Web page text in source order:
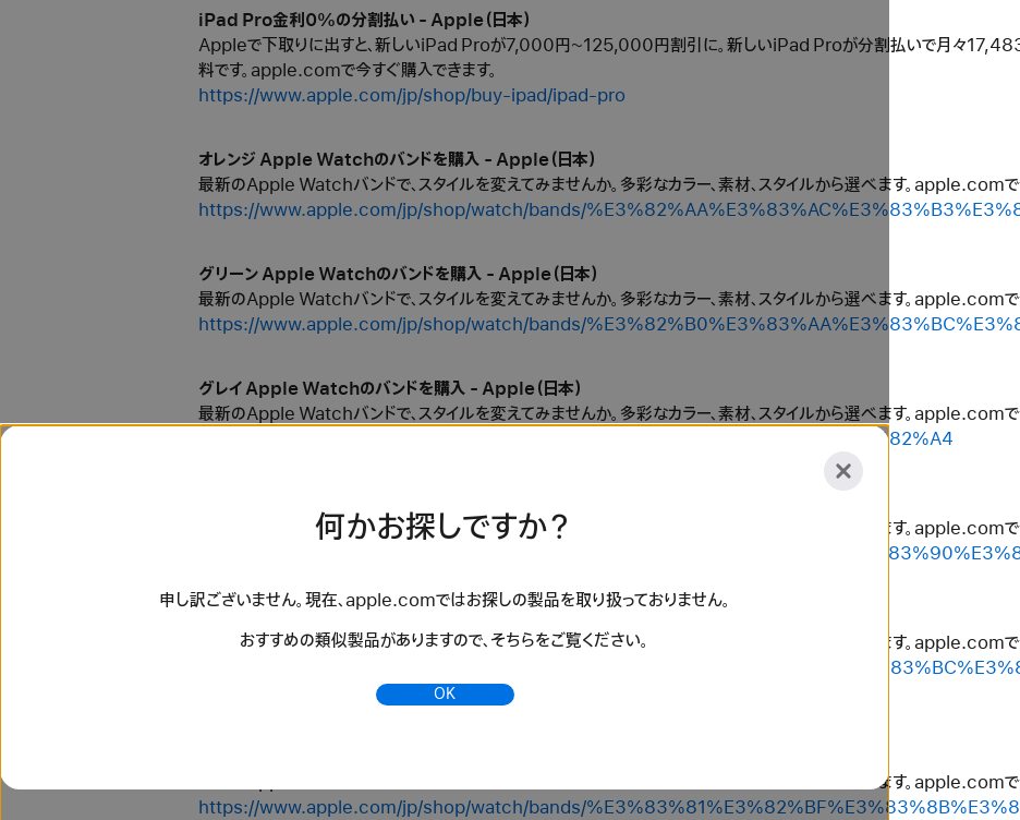
iPad Pro金利0%の分割払い - Apple（日本）
Appleで下取りに出すと、新しいiPad Proが7,000円~125,000円割引に。新しいiPad Proが分割払いで月々17,483
料です。apple.comで今すぐ購入できます。
https://www.apple.com/jp/shop/buy-ipad/ipad-pro
オレンジ Apple Watchのバンドを購入 - Apple（日本）
最新のApple Watchバンドで、スタイルを変えてみませんか。多彩なカラー、素材、スタイルから選べます。apple.comで
https://www.apple.com/jp/shop/watch/bands/
グリーン Apple Watchのバンドを購入 - Apple（日本）
最新のApple Watchバンドで、スタイルを変えてみませんか。多彩なカラー、素材、スタイルから選べます。apple.comで
https://www.apple.com/jp/shop/watch/bands/
グレイ Apple Watchのバンドを購入 - Apple（日本）
最新のApple Watchバンドで、スタイルを変えてみませんか。多彩なカラー、素材、スタイルから選べます。apple.comで
https://www.apple.com/jp/shop/watch/bands/%E3%82%B0%E3%83%AC%E3%82%A4
最新のApple Watchバンドで、スタイルを変えてみませんか。多彩なカラー、素材、スタイルから選べます。apple.comで
https://www.apple.com/jp/shop/watch/bands/
最新のApple Watchバンドで、スタイルを変えてみませんか。多彩なカラー、素材、スタイルから選べます。apple.comで
https://www.apple.com/jp/shop/watch/bands/
83%B3%E3%83%89
最新のApple Watchバンドで、スタイルを変えてみませんか。多彩なカラー、素材、スタイルから選べます。apple.comで
https://www.apple.com/jp/shop/watch/bands/
何かお探しですか？
申し訳ございません。現在、apple.comではお探しの製品を取り扱っておりません。
おすすめの類似製品がありますので、そちらをご覧ください。
OK